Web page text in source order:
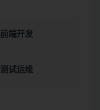
前端开发
测试运维